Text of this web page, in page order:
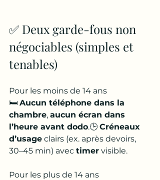
✅ Deux garde-fous non
négociables (simples et
tenables)
Pour les moins de 14 ans
🛏️ Aucun téléphone dans la
chambre, aucun écran dans
l’heure avant dodo.🕒 Créneaux
d’usage clairs (ex. après devoirs,
30–45 min) avec timer visible.
Pour les plus de 14 ans